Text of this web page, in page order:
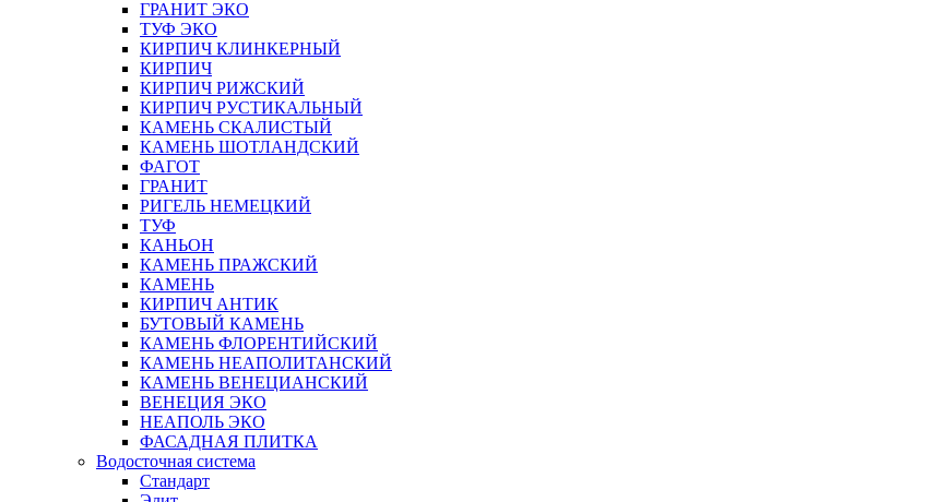
ГРАНИТ ЭКО
ТУФ ЭКО
КИРПИЧ КЛИНКЕРНЫЙ
КИРПИЧ
КИРПИЧ РИЖСКИЙ
КИРПИЧ РУСТИКАЛЬНЫЙ
КАМЕНЬ СКАЛИСТЫЙ
КАМЕНЬ ШОТЛАНДСКИЙ
ФАГОТ
ГРАНИТ
РИГЕЛЬ НЕМЕЦКИЙ
ТУФ
КАНЬОН
КАМЕНЬ ПРАЖСКИЙ
КАМЕНЬ
КИРПИЧ АНТИК
БУТОВЫЙ КАМЕНЬ
КАМЕНЬ ФЛОРЕНТИЙСКИЙ
КАМЕНЬ НЕАПОЛИТАНСКИЙ
КАМЕНЬ ВЕНЕЦИАНСКИЙ
ВЕНЕЦИЯ ЭКО
НЕАПОЛЬ ЭКО
ФАСАДНАЯ ПЛИТКА
Водосточная система
Стандарт